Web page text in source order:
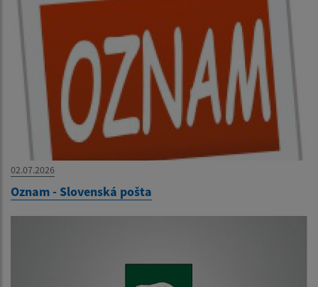
02.07.2026
Oznam - Slovenská pošta